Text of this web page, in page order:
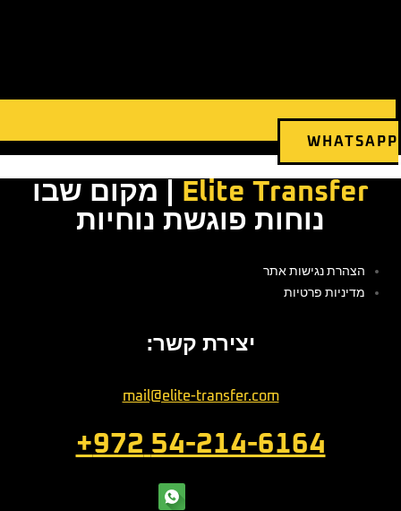
Elite| מקום שבו
נוחות פוגשת נוחיות
נגישות אתר
פרטיות
יצירת קשר:
mail@elite-transfer.com
54-214-6164 972+